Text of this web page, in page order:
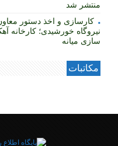
منتشر شد
کارسازی و اخذ دستور
نیروگاه خورشیدی؛ کارخانه
سازی میانه
مکاتبات